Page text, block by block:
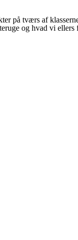
på tværs af
og hvad vi ellers